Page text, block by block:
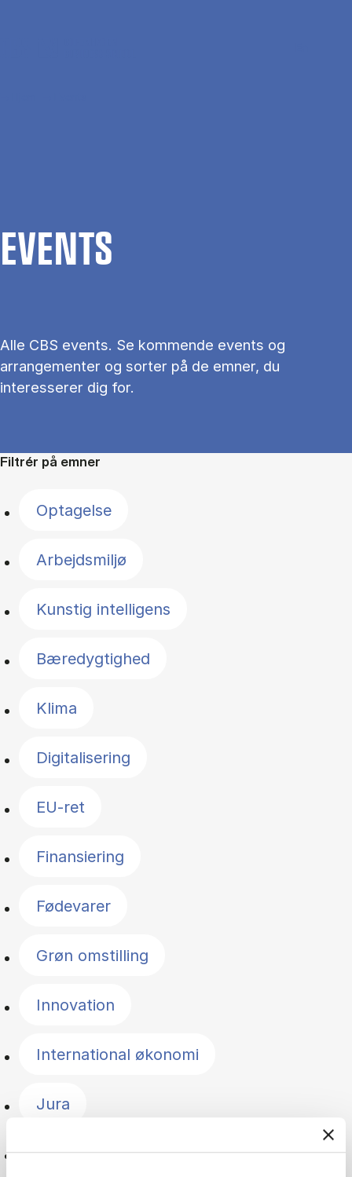
EVENTS
Alle CBS events. Se kommende events og
arrangementer og sorter på de emner, du
interesserer dig for.
Filtrér på emner
Optagelse
Arbejdsmiljø
Kunstig intelligens
Bæredygtighed
Klima
Digitalisering
EU-ret
Finansiering
Fødevarer
Grøn omstilling
Innovation
International økonomi
Jura
Management